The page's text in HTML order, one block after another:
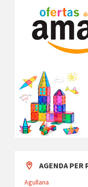
AGENDA PER
Agullana